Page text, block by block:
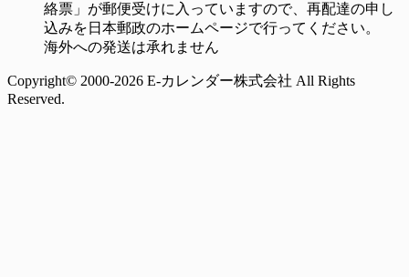
絡票」が郵便受けに入っていますので、再配達の申し
込みを日本郵政のホームページで行ってください。
海外への発送は承れません
Copyright© 2000-2026 E-カレンダー株式会社 All Rights
Reserved.